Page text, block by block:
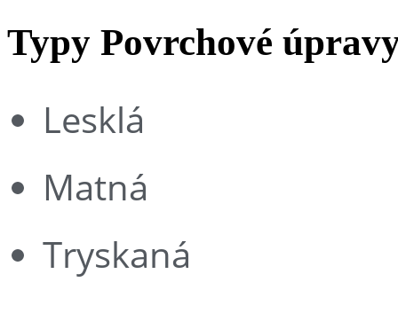
Typy Povrchové
Lesklá
Matná
Tryskaná